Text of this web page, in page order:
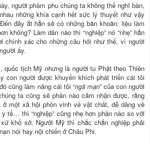
người phàm phu chúng ta không thể nghĩ bàn,
những khía cạnh hết sức lý thuyết như vậy
đây ắt hẳn sẽ có những băn khoăn: liệu làm
không? Làm dân nào thì “nghiệp” nó “nhẹ” hẳn
chính xác cho những câu hỏi như thế, vì người
ấy.
quốc tịch Mỹ nhưng là người tu Phật theo Thiền
con người được khuyến khích phát triển cái tôi
cũng làm nâng cái tôi “ngã mạn” của con người
ta cũng sẽ phần nào cảm nhận được, rằng
một xã hội phồn vinh về vật chất, dễ dàng về
tế… thì “nghiệp” cũng nhẹ hơn phần nào so với
khổ sở. Người Mỹ thì chắc chắn nghiệp phải
nói hay nội chiến ở Châu Phi.